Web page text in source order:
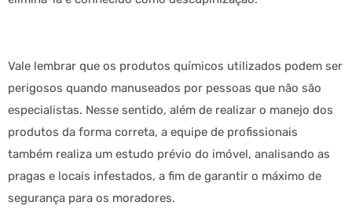
Vale lembrar que os produtos químicos utilizados podem ser
perigosos quando manuseados por pessoas que não são
especialistas. Nesse sentido, além de realizar o manejo dos
produtos da forma correta, a equipe de profissionais
também realiza um estudo prévio do imóvel, analisando as
pragas e locais infestados, a fim de garantir o máximo de
segurança para os moradores.